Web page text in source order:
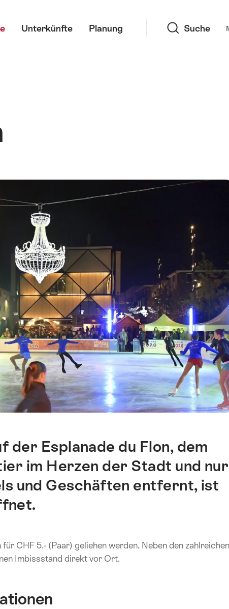
Unterkünfte Planung Suche
der Esplanade du Flon, dem
im Herzen der Stadt und nur
und Geschäften entfernt, ist
CHF 5.- (Paar) geliehen werden. Neben den zahlreichen
Imbissstand direkt vor Ort.